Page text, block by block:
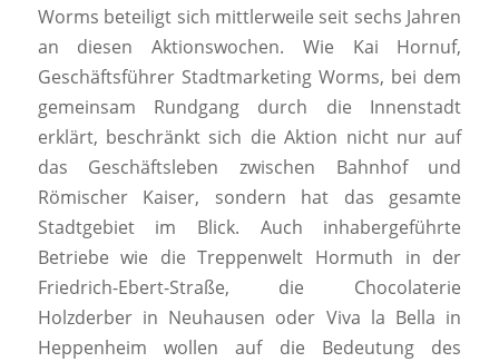
Worms beteiligt sich mittlerweile seit sechs Jahren
an diesen Aktionswochen. Wie Kai Hornuf,
Geschäftsführer Stadtmarketing Worms, bei dem
gemeinsam Rundgang durch die Innenstadt
erklärt, beschränkt sich die Aktion nicht nur auf
das Geschäftsleben zwischen Bahnhof und
Römischer Kaiser, sondern hat das gesamte
Stadtgebiet im Blick. Auch inhabergeführte
Betriebe wie die Treppenwelt Hormuth in der
Friedrich-Ebert-Straße, die Chocolaterie
Holzderber in Neuhausen oder Viva la Bella in
Heppenheim wollen auf die Bedeutung des